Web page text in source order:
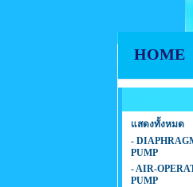
HOME
แสดงทั้งหมด
-
PUMP
- AIR-
PUMP